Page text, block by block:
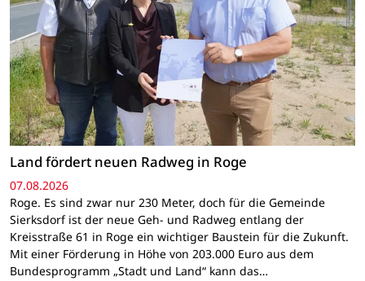
Land fördert neuen Radweg in Roge
07.08.2026
Roge. Es sind zwar nur 230 Meter, doch für die Gemeinde
Sierksdorf ist der neue Geh- und Radweg entlang der
Kreisstraße 61 in Roge ein wichtiger Baustein für die Zukunft.
Mit einer Förderung in Höhe von 203.000 Euro aus dem
Bundesprogramm „Stadt und Land“ kann das…